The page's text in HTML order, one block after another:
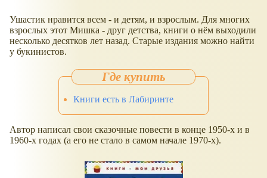
Ушастик нравится всем - и детям, и взрослым. Для многих
взрослых этот Мишка - друг детства, книги о нём выходили
несколько десятков лет назад. Старые издания можно найти
у букинистов.
Книги есть в Лабиринте
Автор написал свои сказочные повести в конце 1950-х и в
1960-х годах (а его не стало в самом начале 1970-х).